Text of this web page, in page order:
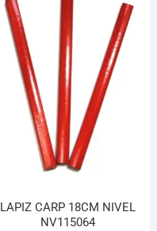
LAPIZ CARP 18CM NIVEL
NV115064